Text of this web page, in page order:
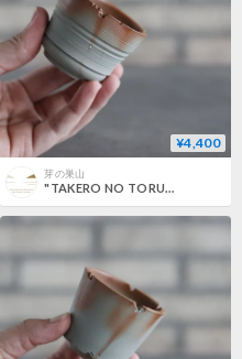
¥4,400
芽の巣山
"TAKERO NO TORUKO" (2号) no.802/146